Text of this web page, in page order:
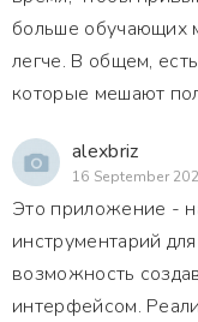
больше обучающих
легче. В общем,
которые мешают
alexbriz
16 September
Это приложение -
инструментарий
возможность
интерфейсом.